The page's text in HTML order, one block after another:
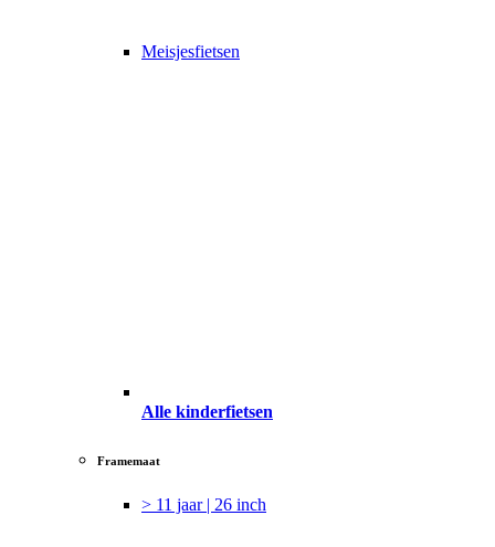
Meisjesfietsen
Alle kinderfietsen
Framemaat
> 11 jaar | 26 inch